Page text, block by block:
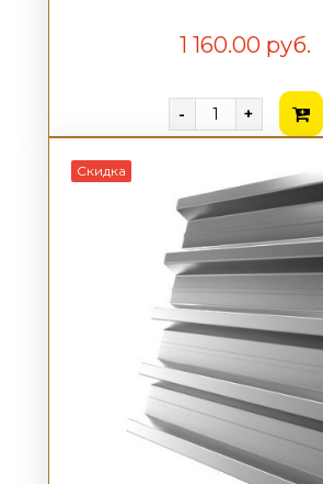
1 160.00 руб.
- +
Скидка